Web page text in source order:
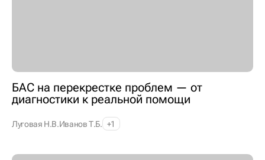
БАС на перекрестке проблем — от
диагностики к реальной помощи
Луговая Н.В.Иванов Т.Б. +1